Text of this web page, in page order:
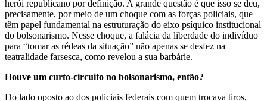
herói republicano por definição. A grande questão é que isso se deu,
precisamente, por meio de um choque com as forças policiais, que
têm papel fundamental na estruturação do eixo psíquico institucional
do bolsonarismo. Nesse choque, a falácia da liberdade do indivíduo
para “tomar as rédeas da situação” não apenas se desfez na
teatralidade farsesca, como revelou a sua barbárie.
Houve um curto-circuito no bolsonarismo, então?
Do lado oposto ao dos policiais federais com quem trocava tiros,